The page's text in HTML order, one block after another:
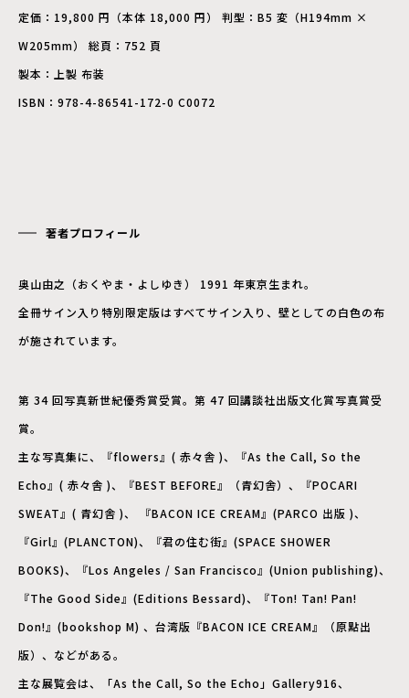
定価：19,800 円（本体 18,000 円） 判型：B5 変（H194mm ×
W205mm） 総頁：752 頁
製本：上製 布装
ISBN：978-4-86541-172-0 C0072
著者プロフィール
奥山由之（おくやま・よしゆき） 1991 年東京生まれ。
全冊サイン入り特別限定版はすべてサイン入り、壁としての白色の布
が施されています。
第 34 回写真新世紀優秀賞受賞。第 47 回講談社出版文化賞写真賞受
賞。
主な写真集に、『flowers』( 赤々舎 )、『As the Call, So the
Echo』( 赤々舎 )、『BEST BEFORE』（青幻舎）、『POCARI
SWEAT』( 青幻舎 )、 『BACON ICE CREAM』(PARCO 出版 )、
『Girl』(PLANCTON)、『君の住む街』(SPACE SHOWER
BOOKS)、『Los Angeles / San Francisco』(Union publishing)、
『The Good Side』(Editions Bessard)、『Ton! Tan! Pan!
Don!』(bookshop M) 、台湾版『BACON ICE CREAM』（原點出
版）、などがある。
主な展覧会は、「As the Call, So the Echo」Gallery916、